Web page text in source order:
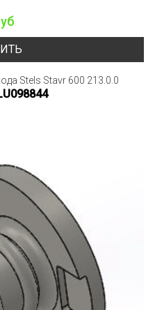
Stels Stavr 600 213.0.0